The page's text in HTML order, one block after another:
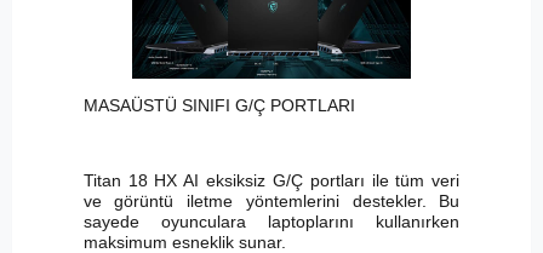
MASAÜSTÜ SINIFI G/Ç PORTLARI
Titan 18 HX AI eksiksiz G/Ç portları ile tüm veri
ve görüntü iletme yöntemlerini destekler. Bu
sayede oyunculara laptoplarını kullanırken
maksimum esneklik sunar.